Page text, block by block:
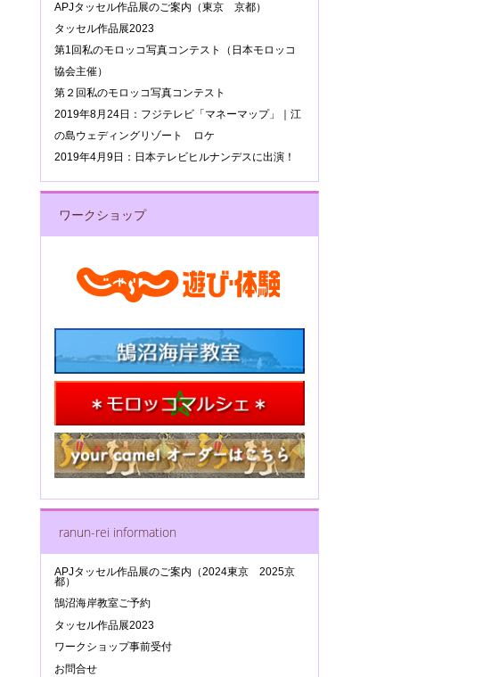
APJタッセル作品展のご案内（東京 京都）
タッセル作品展2023
第1回私のモロッコ写真コンテスト（日本モロッコ
協会主催）
第２回私のモロッコ写真コンテスト
2019年8月24日：フジテレビ「マネーマップ」｜江
の島ウェディングリゾート ロケ
2019年4月9日：日本テレビヒルナンデスに出演！
ワークショップ
ranun-rei information
APJタッセル作品展のご案内（2024東京 2025京
都）
鵠沼海岸教室ご予約
タッセル作品展2023
ワークショップ事前受付
お問合せ